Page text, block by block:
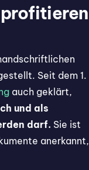
Seit dem 1.
auch geklärt,
und als
darf. Sie ist
anerkannt,